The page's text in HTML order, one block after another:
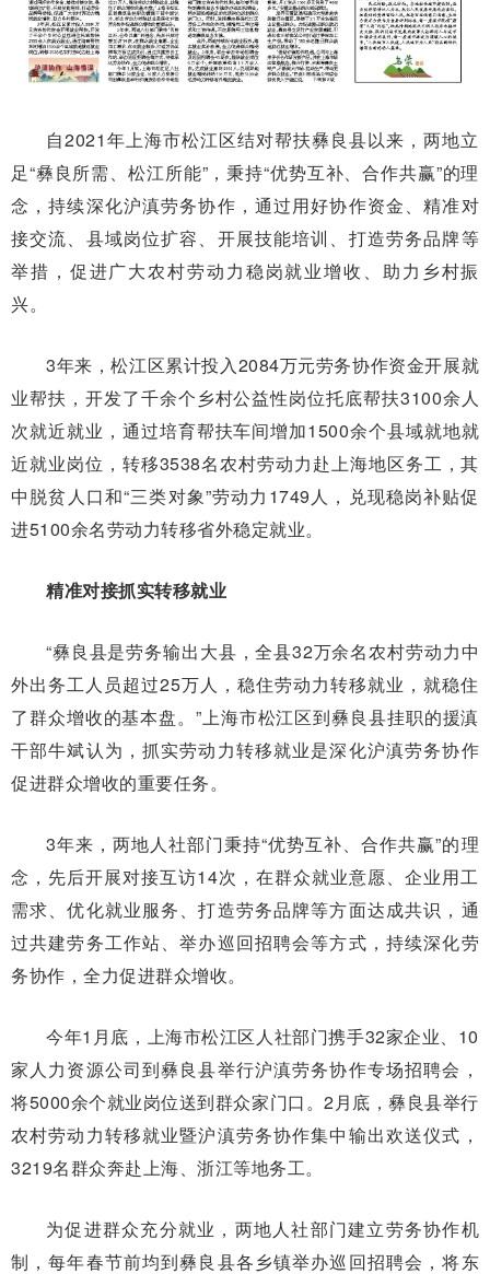
自2021年上海市松江区结对帮扶彝良县以来，两地立
足“彝良所需、松江所能”，秉持“优势互补、合作共赢”的理
念，持续深化沪滇劳务协作，通过用好协作资金、精准对
接交流、县域岗位扩容、开展技能培训、打造劳务品牌等
举措，促进广大农村劳动力稳岗就业增收、助力乡村振
兴。
3年来，松江区累计投入2084万元劳务协作资金开展就
业帮扶，开发了千余个乡村公益性岗位托底帮扶3100余人
次就近就业，通过培育帮扶车间增加1500余个县域就地就
近就业岗位，转移3538名农村劳动力赴上海地区务工，其
中脱贫人口和“三类对象”劳动力1749人，兑现稳岗补贴促
进5100余名劳动力转移省外稳定就业。
精准对接抓实转移就业
“彝良县是劳务输出大县，全县32万余名农村劳动力中
外出务工人员超过25万人，稳住劳动力转移就业，就稳住
了群众增收的基本盘。”上海市松江区到彝良县挂职的援滇
干部牛斌认为，抓实劳动力转移就业是深化沪滇劳务协作
促进群众增收的重要任务。
3年来，两地人社部门秉持“优势互补、合作共赢”的理
念，先后开展对接互访14次，在群众就业意愿、企业用工
需求、优化就业服务、打造劳务品牌等方面达成共识，通
过共建劳务工作站、举办巡回招聘会等方式，持续深化劳
务协作，全力促进群众增收。
今年1月底，上海市松江区人社部门携手32家企业、10
家人力资源公司到彝良县举行沪滇劳务协作专场招聘会，
将5000余个就业岗位送到群众家门口。2月底，彝良县举行
农村劳动力转移就业暨沪滇劳务协作集中输出欢送仪式，
3219名群众奔赴上海、浙江等地务工。
为促进群众充分就业，两地人社部门建立劳务协作机
制，每年春节前均到彝良县各乡镇举办巡回招聘会，将东